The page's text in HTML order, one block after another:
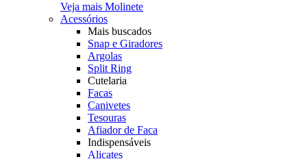
Veja mais Molinete
Acessórios
Mais buscados
Snap e Giradores
Argolas
Split Ring
Cutelaria
Facas
Canivetes
Tesouras
Afiador de Faca
Indispensáveis
Alicates